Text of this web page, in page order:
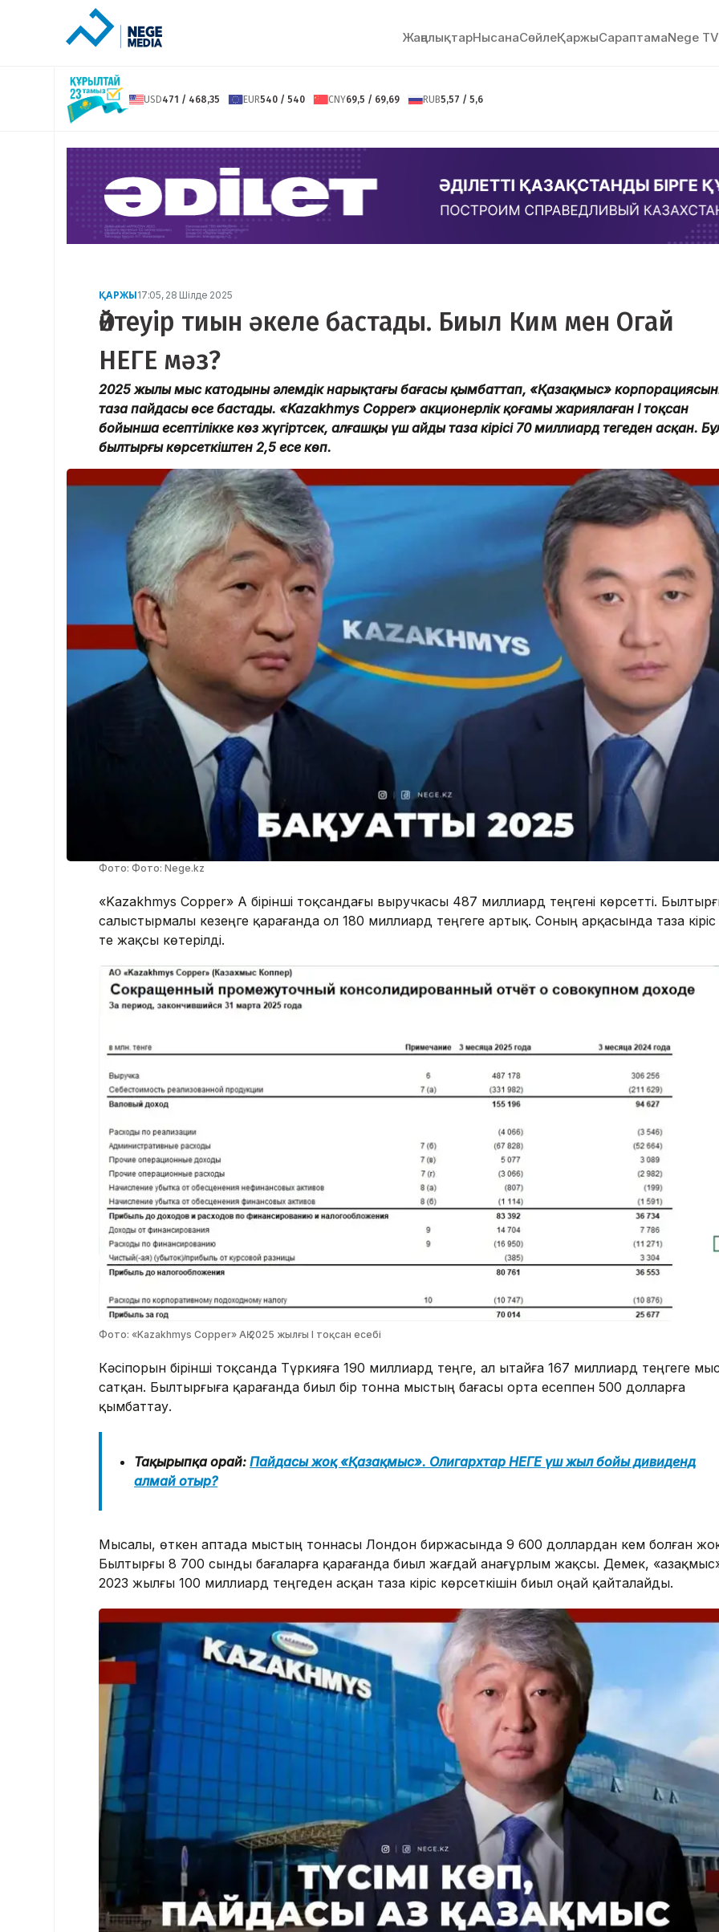
ЖаңалықтарНысанаСөйлeҚаржыСараптамаNege TV
USD471 / 468,35 EUR540 / 540 CNY69,5 / 69,69 RUB5,57 / 5,6
ҚАРЖЫ17:05, 28 Шілде 2025
Әйтеуір тиын әкеле бастады. Биыл Ким мен Огай
НЕГЕ мәз?
2025 жылы мыс катодының әлемдік нарықтағы бағасы қымбаттап, «Қазақмыс»
таза пайдасы өсе бастады. «Kazakhmys Copper» акционерлік қоғамы жариялаған I тоқсан
бойынша есептілікке көз жүгіртсек, алғашқы үш айдың таза кірісі 70 миллиард теңгеден асқан.
былтырғы көрсеткіштен 2,5 есе көп.
Фото: Фото: Nege.kz
«Kazakhmys Copper» АҚ бірінші тоқсандағы выручкасы 487 миллиард теңгені көрсетті.
салыстырмалы кезеңге қарағанда ол 180 миллиард теңгеге артық. Соның арқасында таза кіріс
те жақсы көтерілді.
Фото: «Kazakhmys Copper» АҚ 2025 жылғы I тоқсан есебі
Кәсіпорын бірінші тоқсанда Түркияға 190 миллиард теңге, ал Қытайға 167 миллиард теңгеге
сатқан. Былтырғыға қарағанда биыл бір тонна мыстың бағасы орта есеппен 500 долларға
қымбаттау.
Тақырыпқа орай: Пайдасы жоқ «Қазақмыс». Олигархтар НЕГЕ үш жыл бойы дивиденд
алмай отыр?
Мысалы, өткен аптада мыстың тоннасы Лондон биржасында 9 600 доллардан кем болған
Былтырғы 8 700 сынды бағаларға қарағанда биыл жағдай анағұрлым жақсы. Демек,
2023 жылғы 100 миллиард теңгеден асқан таза кіріс көрсеткішін биыл оңай қайталайды.